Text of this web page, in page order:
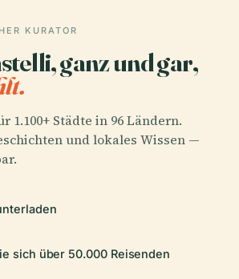
KURATOR
ganz und gar,
1.100+ Städte in 96 Ländern.
und lokales Wissen —
sich über 50.000 Reisenden